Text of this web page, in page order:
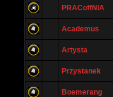
PRACoffNIA
Academus
Artysta
Przystanek
Boemerang